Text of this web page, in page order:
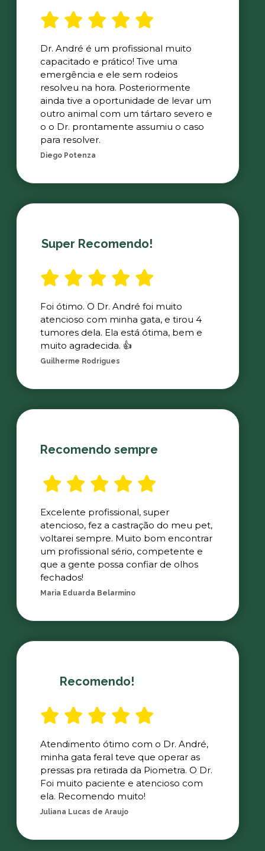
Dr. André é um profissional muito
capacitado e prático! Tive uma
emergência e ele sem rodeios
resolveu na hora. Posteriormente
ainda tive a oportunidade de levar um
outro animal com um tártaro severo e
o o Dr. prontamente assumiu o caso
para resolver.
Diego Potenza
Super Recomendo!
Foi ótimo. O Dr. André foi muito
atencioso com minha gata, e tirou 4
tumores dela. Ela está ótima, bem e
muito agradecida. 👍
Guilherme Rodrigues
Recomendo sempre
Excelente profissional, super
atencioso, fez a castração do meu pet,
voltarei sempre. Muito bom encontrar
um profissional sério, competente e
que a gente possa confiar de olhos
fechados!
Maria Eduarda Belarmino
Recomendo!
Atendimento ótimo com o Dr. André,
minha gata feral teve que operar as
pressas pra retirada da Piometra. O Dr.
Foi muito paciente e atencioso com
ela. Recomendo muito!
Juliana Lucas de Araujo